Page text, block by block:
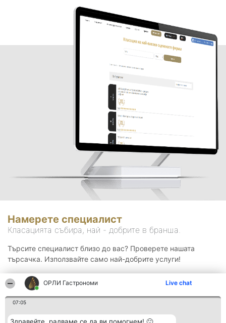
ОРЛИ Гастрономи Live chat
07:05
Намерете специалист
Класацията събира, най - добрите в бранша.
Търсите специалист близо до вас? Проверете нашата
търсачка. Използвайте само най-добрите услуги!